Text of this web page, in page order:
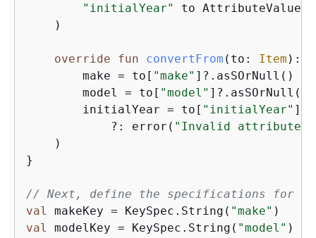
"initialYear"
to
    )
override fun convertFrom (to: Item ) :
        make = to[
"make" ]?.asSOrNull()
        model = to[
"model"
        initialYear = to[
"initialYear"
            ?: error(
"Invalid attribute
    )
}
// Next, define the specifications for
val
makeKey = KeySpec.String( "make"
val
modelKey = KeySpec.String( "model" )